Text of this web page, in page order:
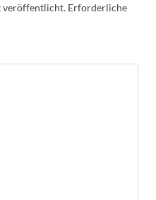
veröffentlicht. Erforderliche